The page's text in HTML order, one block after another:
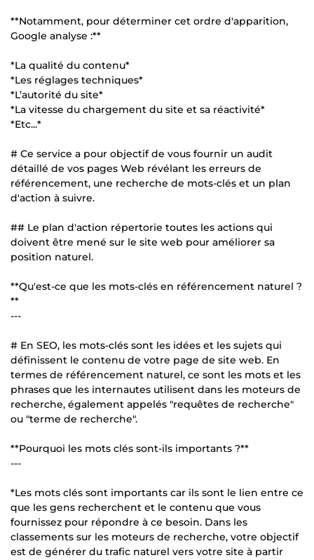
**Notamment, pour déterminer cet ordre d'apparition,
Google analyse :**
*La qualité du contenu*
*Les réglages techniques*
*L’autorité du site*
*La vitesse du chargement du site et sa réactivité*
*Etc...*
# Ce service a pour objectif de vous fournir un audit
détaillé de vos pages Web révélant les erreurs de
référencement, une recherche de mots-clés et un plan
d'action à suivre.
## Le plan d'action répertorie toutes les actions qui
doivent être mené sur le site web pour améliorer sa
position naturel.
**Qu'est-ce que les mots-clés en référencement naturel ?
**
---
# En SEO, les mots-clés sont les idées et les sujets qui
définissent le contenu de votre page de site web. En
termes de référencement naturel, ce sont les mots et les
phrases que les internautes utilisent dans les moteurs de
recherche, également appelés "requêtes de recherche"
ou "terme de recherche".
**Pourquoi les mots clés sont-ils importants ?**
---
*Les mots clés sont importants car ils sont le lien entre ce
que les gens recherchent et le contenu que vous
fournissez pour répondre à ce besoin. Dans les
classements sur les moteurs de recherche, votre objectif
est de générer du trafic naturel vers votre site à partir